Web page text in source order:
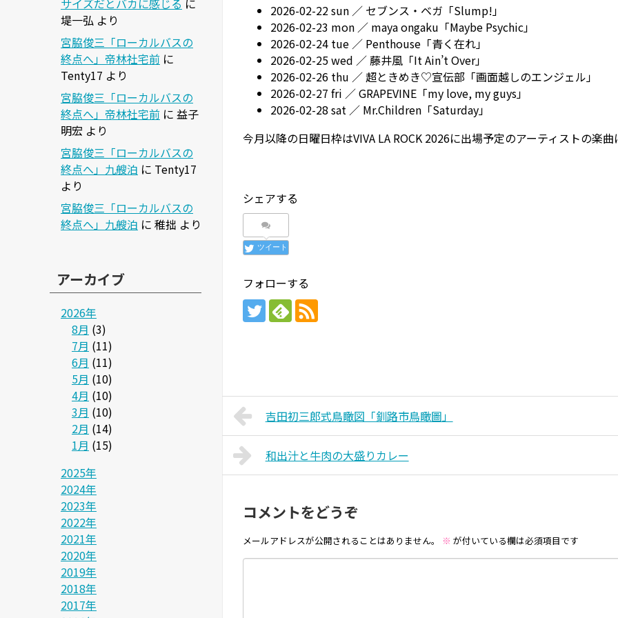
2026-02-22 sun ／ セブンス・ベガ「Slump!」
2026-02-23 mon ／ maya ongaku「Maybe Psychic」
2026-02-24 tue ／ Penthouse「青く在れ」
2026-02-25 wed ／ 藤井風「It Ain’t Over」
2026-02-26 thu ／ 超ときめき♡宣伝部「画面越しのエンジェル」
2026-02-27 fri ／ GRAPEVINE「my love, my guys」
2026-02-28 sat ／ Mr.Children「Saturday」
今月以降の日曜日枠はVIVA LA ROCK 2026に出場予定のアーティストの楽曲
シェアする
ツイート
フォローする
吉田初三郎式鳥瞰図「釧路市鳥瞰圖」
和出汁と牛肉の大盛りカレー
コメントをどうぞ
メールアドレスが公開されることはありません。 ※ が付いている欄は必須項目です
サイズだとバカに感じる に
堤一弘 より
宮脇俊三「ローカルバスの
終点へ」帝林社宅前 に
Tenty17 より
宮脇俊三「ローカルバスの
終点へ」帝林社宅前 に 益子
明宏 より
宮脇俊三「ローカルバスの
終点へ」九艘泊 に Tenty17
より
宮脇俊三「ローカルバスの
終点へ」九艘泊 に 稚拙 より
アーカイブ
2026年
8月 (3)
7月 (11)
6月 (11)
5月 (10)
4月 (10)
3月 (10)
2月 (14)
1月 (15)
2025年
2024年
2023年
2022年
2021年
2020年
2019年
2018年
2017年